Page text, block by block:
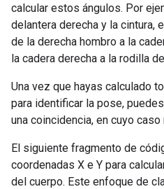
calcular estos ángulos. Por
delantera derecha y la cintura,
de la derecha hombro a la
la cadera derecha a la rodilla
Una vez que hayas calculado
para identificar la pose,
una coincidencia, en cuyo
El siguiente fragmento de
coordenadas X e Y para
del cuerpo. Este enfoque de